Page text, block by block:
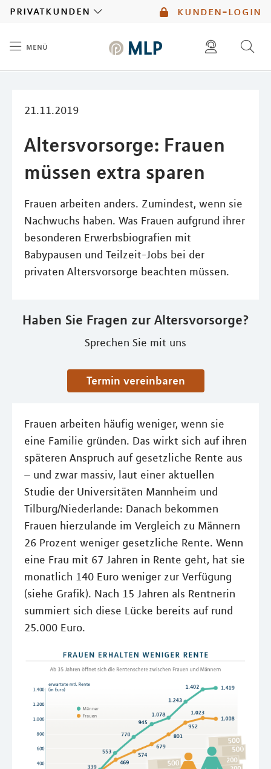
kunden-login
privatkunden
menü
21.11.2019
Altersvorsorge: Frauen
müssen extra sparen
Frauen arbeiten anders. Zumindest, wenn sie
Nachwuchs haben. Was Frauen aufgrund ihrer
besonderen Erwerbsbiografien mit
Babypausen und Teilzeit-Jobs bei der
privaten Altersvorsorge beachten müssen.
Haben Sie Fragen zur Altersvorsorge?
Sprechen Sie mit uns
Termin vereinbaren
Frauen arbeiten häufig weniger, wenn sie
eine Familie gründen. Das wirkt sich auf ihren
späteren Anspruch auf gesetzliche Rente aus
– und zwar massiv, laut einer aktuellen
Studie der Universitäten Mannheim und
Tilburg/Niederlande: Danach bekommen
Frauen hierzulande im Vergleich zu Männern
26 Prozent weniger gesetzliche Rente. Wenn
eine Frau mit 67 Jahren in Rente geht, hat sie
monatlich 140 Euro weniger zur Verfügung
(siehe Grafik). Nach 15 Jahren als Rentnerin
summiert sich diese Lücke bereits auf rund
25.000 Euro.